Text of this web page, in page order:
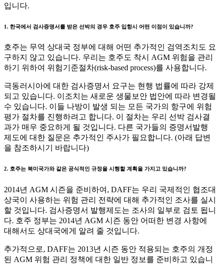
입니다.
1. 한국에서 검사증명서를 받은 선박의 경우 호주 입항시 어떤 이점이 있습니까?
호주는 무역 상대국 정부에 대해 어떤 추가적인 검역조치도 요
구하지 않고 있습니다. 우리는 호주도 착시 AGM 위험을 관리
하기 위하여 위험기준절차(risk-based process)를 사용합니다.
극동러시아에 대한 검사증명서 요구는 현행 법률에 따라 강제
되고 있습니다. 이조치는 새로운 생물보안 법안에 따라 변경될
수 있습니다. 이들 나방이 발생 되는 모든 국가의 항구에 위험
평가 절차를 진행하려고 합니다. 이 절차는 우리 선박 검사결
과가 매우 중요하게 될 것입니다. 다른 국가들의 증명서발행
제도에 대한 질문은 추가적인 주사가 필요합니다. (아래 답변
을 참조하시기 바랍니다)
2. 호주는 북미국가와 같은 공식적인 규정을 시행할 계획을 가지고 있습니까?
2014년 AGM 시즌을 준비하여, DAFF는 우리 국제적인 협조대
상국이 사용하는 위험 관리 전략에 대해 추가적인 조사를 실시
할 것입니다. 검사증명서 발행제도는 조사의 일부로 검토 됩니
다. 호주 정부는 2014년 AGM 시즌 동안 어떠한 변경 사항에
대해서도 상대국에게 알려 줄 것입니다.
추가적으로, DAFF는 2013년 시즌 동안 적용되는 호주의 개정
된 AGM 위험 관리 정책에 대한 일반 정보를 준비하고 있습니